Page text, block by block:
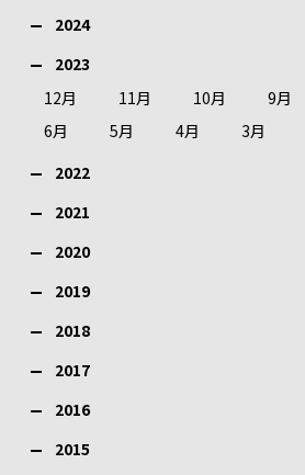
2024
2023
12月
11月 10月 9月
6月
5月 4月 3月
2022
2021
2020
2019
2018
2017
2016
2015